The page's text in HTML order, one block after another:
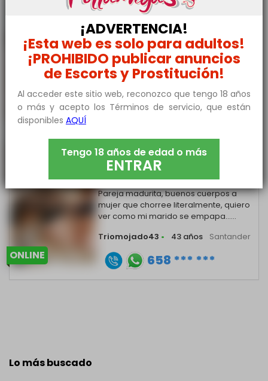
ONLINE
PAREJA SORIA A SIMILAR
CUCKOLD MORBO VICIO
Pareja de buen ver a gente bisex que se
identifique con la foto, que sean
atractivos, morbosos, obedientes,......
Parejas43• 43 años Santander
654 *** ***
ONLINE
MATRIMONIO LA RIOJA A
MUJER BISEX QUE MOJE
MUCHO
Pareja madurita, buenos cuerpos a
mujer que chorree literalmente, quiero
ver como mi marido se empapa......
Triomojado43 • 43 años Santander
658 *** ***
Lo más buscado
¡ADVERTENCIA!
¡Esta web es solo para adultos!
¡PROHIBIDO publicar anuncios
de Escorts y Prostitución!
Al acceder este sitio web, reconozco que tengo 18 años
o más y acepto los Términos de servicio, que están
disponibles AQUÍ
Tengo 18 años de edad o más
ENTRAR